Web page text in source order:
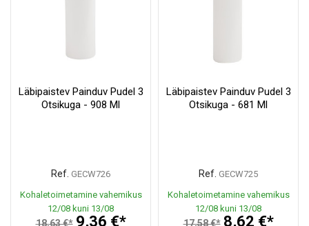
Läbipaistev Painduv Pudel 3
Otsikuga - 908 Ml
Ref. GECW726
Kohaletoimetamine vahemikus
12/08 kuni 13/08
18,63 €* 9,36 €*
Läbipaistev Painduv Pudel 3
Otsikuga - 681 Ml
Ref. GECW725
Kohaletoimetamine vahemikus
12/08 kuni 13/08
17,58 €* 8,62 €*